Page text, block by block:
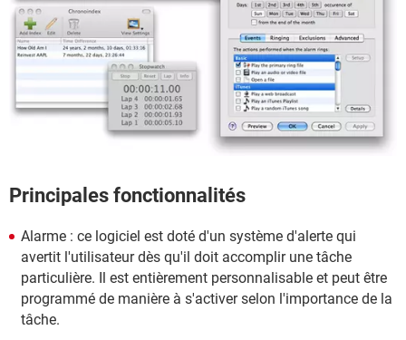
Principales fonctionnalités
Alarme : ce logiciel est doté d'un système d'alerte qui
avertit l'utilisateur dès qu'il doit accomplir une tâche
particulière. Il est entièrement personnalisable et peut être
programmé de manière à s'activer selon l'importance de la
tâche.